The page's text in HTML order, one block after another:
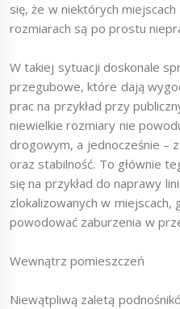
się, że w niektórych
rozmiarach są po prostu
W takiej sytuacji doskonale
przegubowe, które dają
prac na przykład przy
niewielkie rozmiary nie
drogowym, a jednocześnie –
oraz stabilność. To głównie
się na przykład do naprawy
zlokalizowanych w miejscach,
powodować zaburzenia w
Wewnątrz pomieszczeń
Niewątpliwą zaletą